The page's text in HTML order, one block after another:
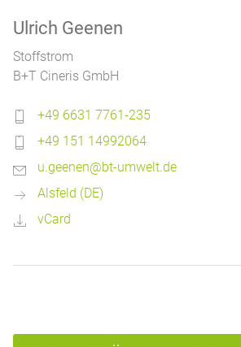
Ulrich Geenen
Stoffstrom
B+T Cineris GmbH
+49 6631 7761-235
+49 151 14992064
u.geenen@bt-umwelt.de
Alsfeld (DE)
vCard